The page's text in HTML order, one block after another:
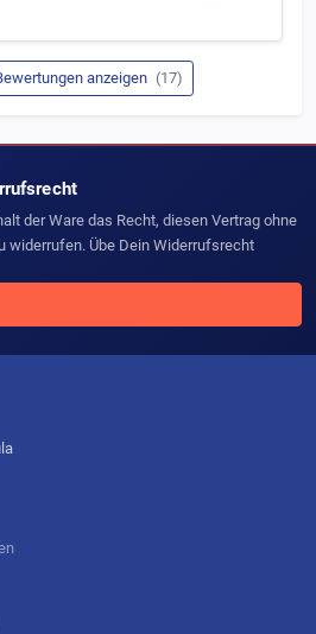
anzeigen (17)
der Ware das Recht, diesen Vertrag ohne
widerrufen. Übe Dein Widerrufsrecht